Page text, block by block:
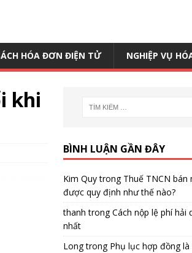
HÓA ĐƠN ĐIỆN TỬ NGHIỆP VỤ
khi
BÌNH LUẬN GẦN ĐÂY
Kim Quytrong Thuế TNCN bán
được quy định như thế nào?
thanh trongCách nộp lệ phí hải
nhất
Longtrong Phụ lục hợp đồng